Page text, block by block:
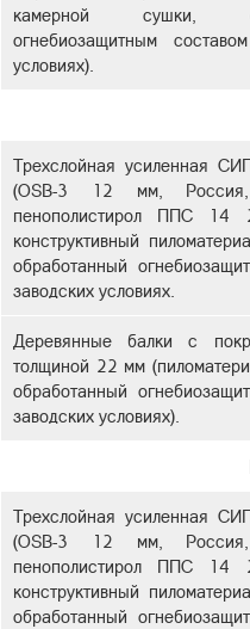
камерной сушки,
огнебиозащитным
условиях).
Трехслойная усиленная
(OSB-3 12 мм, Россия,
пенополистирол ППС 14
конструктивный
обработанный
заводских условиях.
Деревянные балки с
толщиной 22 мм
обработанный
заводских условиях).
Трехслойная усиленная
(OSB-3 12 мм, Россия,
пенополистирол ППС 14
конструктивный
обработанный